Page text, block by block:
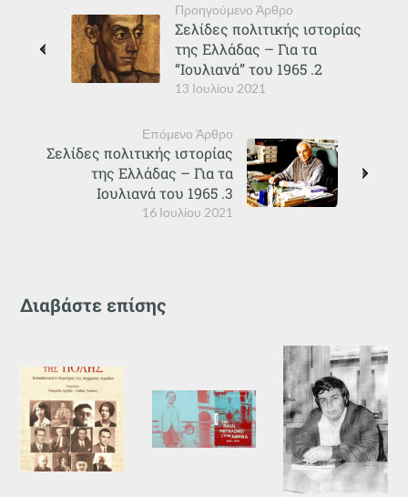
Προηγούμενο Άρθρο
13 Ιουλίου 2021
Σελίδες πολιτικής ιστορίας
της Ελλάδας – Για τα
“Ιουλιανά” του 1965 .2
Επόμενο Άρθρο
16 Ιουλίου 2021
Σελίδες πολιτικής ιστορίας
της Ελλάδας – Για τα
Ιουλιανά του 1965 .3
Διαβάστε επίσης